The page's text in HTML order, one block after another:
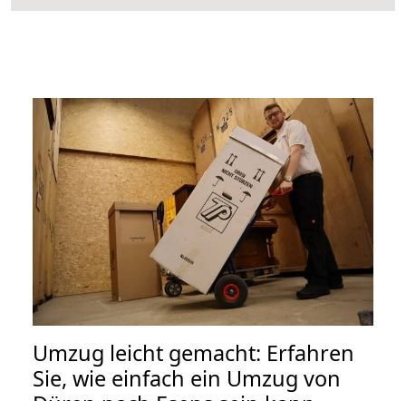
Umzug leicht gemacht: Erfahren
Sie, wie einfach ein Umzug von